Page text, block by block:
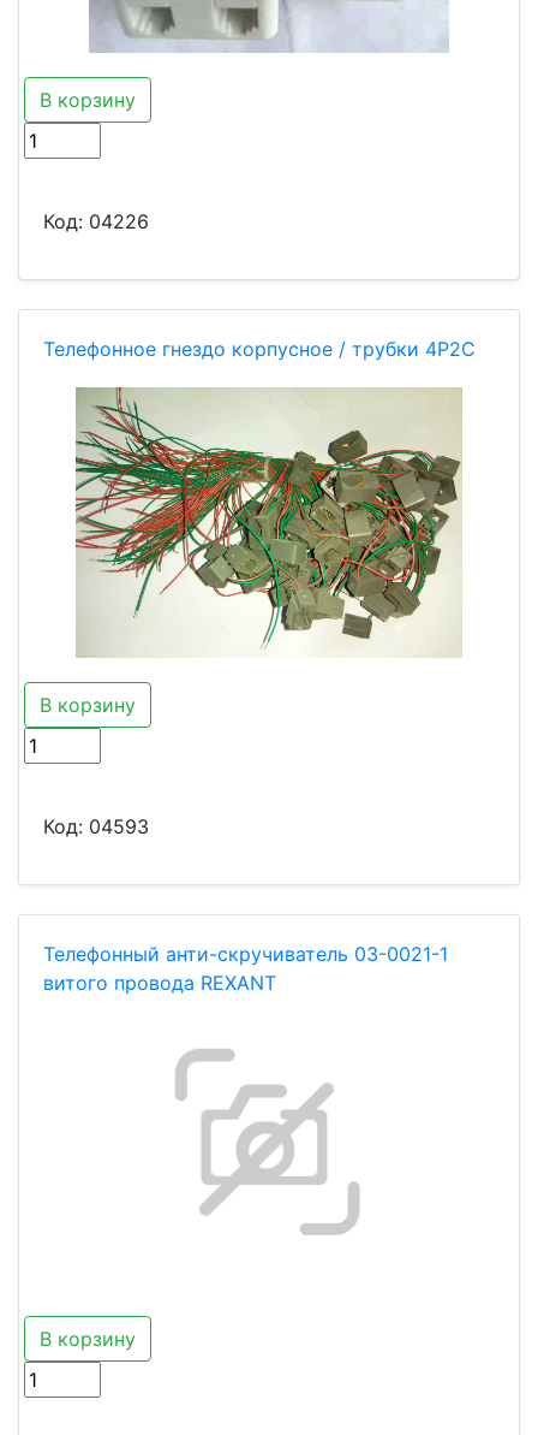
В корзину
Код: 04226
Телефонное гнездо корпусное / трубки 4Р2С
В корзину
Код: 04593
Телефонный анти-скручиватель 03-0021-1
витого провода REXANT
В корзину